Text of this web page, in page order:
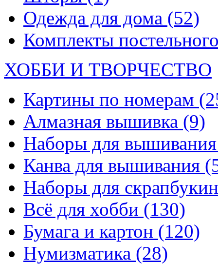
Одежда для дома (52)
Комплекты
ХОББИ И ТВОРЧЕСТВО
Картины по номерам
Алмазная вышивка (9)
Наборы для
Канва для вышивания
Наборы для
Всё для хобби (130)
Бумага и картон (120)
Нумизматика (28)